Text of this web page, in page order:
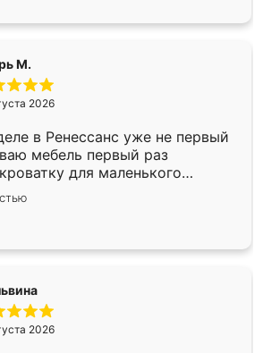
М.
2026
в Ренессанс уже не первый
мебель первый раз
для маленького
его рождении ,во второй раз
купе. По качеству очень
достаточно быстрая,
же он более разнообразный.
,если что-то потребуется из
заказывать только здесь.
2026